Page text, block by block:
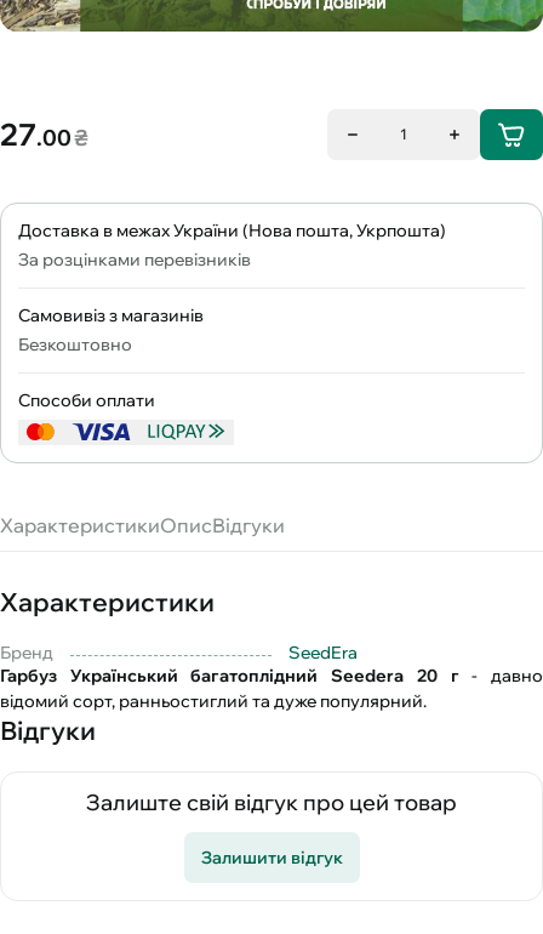
27.00₴ 1
Доставка в межах України (Нова пошта, Укрпошта)
За розцінками перевізників
Самовивіз з магазинів
Безкоштовно
Способи оплати
ХарактеристикиОписВідгуки
Характеристики
Бренд
SeedEra
Гарбуз Український багатоплідний Seedera 20 г- давно
відомий сорт, ранньостиглий та дуже популярний.
Відгуки
Залиште свій відгук про цей товар
Залишити відгук